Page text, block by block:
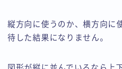
縦方向に使うのか、横方向に
待した結果になりません。